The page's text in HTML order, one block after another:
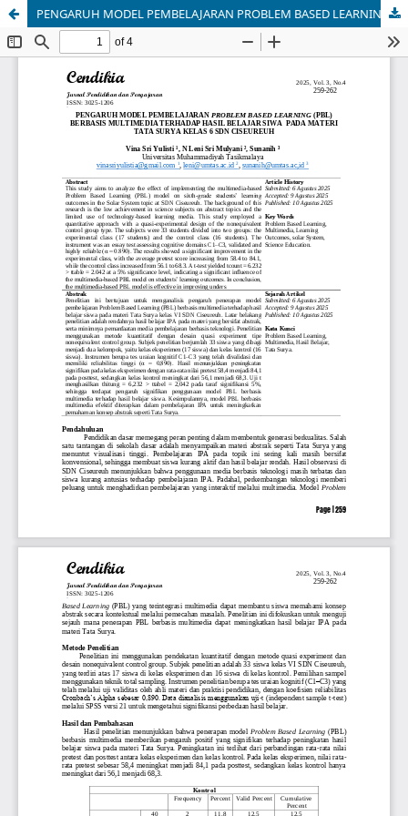
PENGARUH MODEL PEMBELAJARAN PROBLEM BASED LEARNING (PBL) BERBASIS MULTIMEDIA TERHADAP HASIL BELAJAR SIWA PADA MATERI TATA SURYA KELAS 6 SDN CISEUREUH